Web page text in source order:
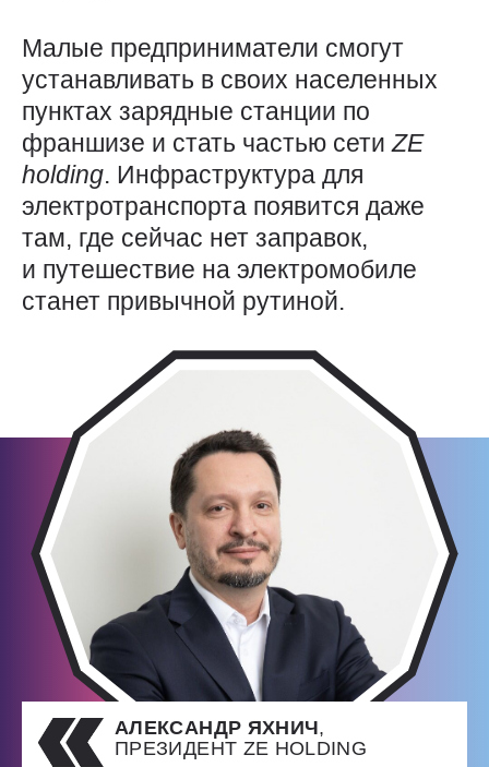
Малые предприниматели смогут
устанавливать в своих населенных
пунктах зарядные станции по
франшизе и стать частью сетиZE
holding. Инфраструктура для
электротранспорта появится даже
там, где сейчас нет заправок,
и путешествие на электромобиле
станет привычной рутиной.
АЛЕКСАНДР ЯХНИЧ,
ПРЕЗИДЕНТ ZE HOLDING